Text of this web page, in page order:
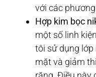
với các
Hợp kim bọc
một số linh
tôi sử dụng lớp
mặt và giảm